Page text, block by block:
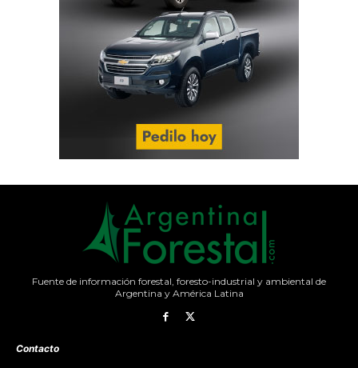
Fuente de información forestal, foresto-industrial y ambiental de
Argentina y América Latina
Contacto